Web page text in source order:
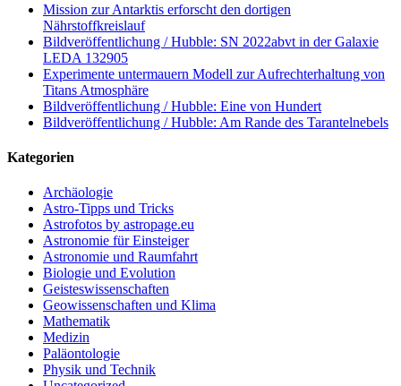
Mission zur Antarktis erforscht den dortigen
Nährstoffkreislauf
Bildveröffentlichung / Hubble: SN 2022abvt in der Galaxie
LEDA 132905
Experimente untermauern Modell zur Aufrechterhaltung von
Titans Atmosphäre
Bildveröffentlichung / Hubble: Eine von Hundert
Bildveröffentlichung / Hubble: Am Rande des Tarantelnebels
Kategorien
Archäologie
Astro-Tipps und Tricks
Astrofotos by astropage.eu
Astronomie für Einsteiger
Astronomie und Raumfahrt
Biologie und Evolution
Geisteswissenschaften
Geowissenschaften und Klima
Mathematik
Medizin
Paläontologie
Physik und Technik